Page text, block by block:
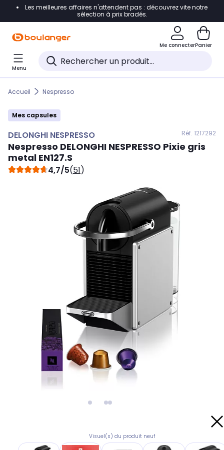
Accéder directement à la navigation
Accéder directement au pied de page
Accéder directement au chatbot
Les meilleures affaires n'attendent pas : découvrez vite notre
sélection à prix bradés.
Me connecterPanier
Menu
Accueil Nespresso
Mes capsules
DELONGHI NESPRESSO Réf. 1217292
Nespresso DELONGHI NESPRESSO Pixie gris
metal EN127.S
4,7/5(51)
Visuel(s) du produit neuf